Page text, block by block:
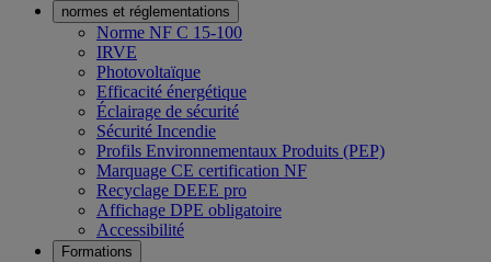
normes et réglementations
Norme NF C 15-100
IRVE
Photovoltaïque
Efficacité énergétique
Éclairage de sécurité
Sécurité Incendie
Profils Environnementaux Produits (PEP)
Marquage CE certification NF
Recyclage DEEE pro
Affichage DPE obligatoire
Accessibilité
Formations